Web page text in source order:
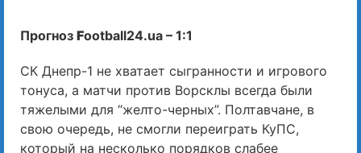
Прогноз Football24.ua – 1:1
СК Днепр-1 не хватает сыгранности и игрового
тонуса, а матчи против Ворсклы всегда были
тяжелыми для “желто-черных”. Полтавчане, в
свою очередь, не смогли переиграть КуПС,
который на несколько порядков слабее